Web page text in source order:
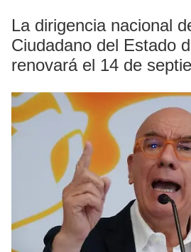
La dirigencia nacional
Ciudadano del Estado
renovará el 14 de